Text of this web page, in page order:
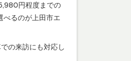
円程度までの
べるのが上田市エ
の来訪にも対応し